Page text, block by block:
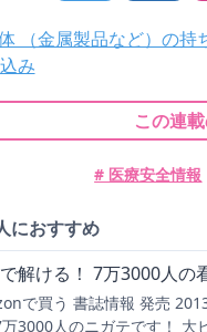
（金属製品など）の持
込み
この連
# 医療安全情報
におすすめ
解ける！ 7万3000人の
で買う 書誌情報 発売
3000人のニガテです！ 大